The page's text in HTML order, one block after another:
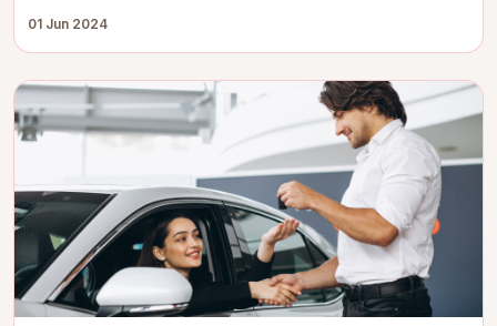
01 Jun 2024